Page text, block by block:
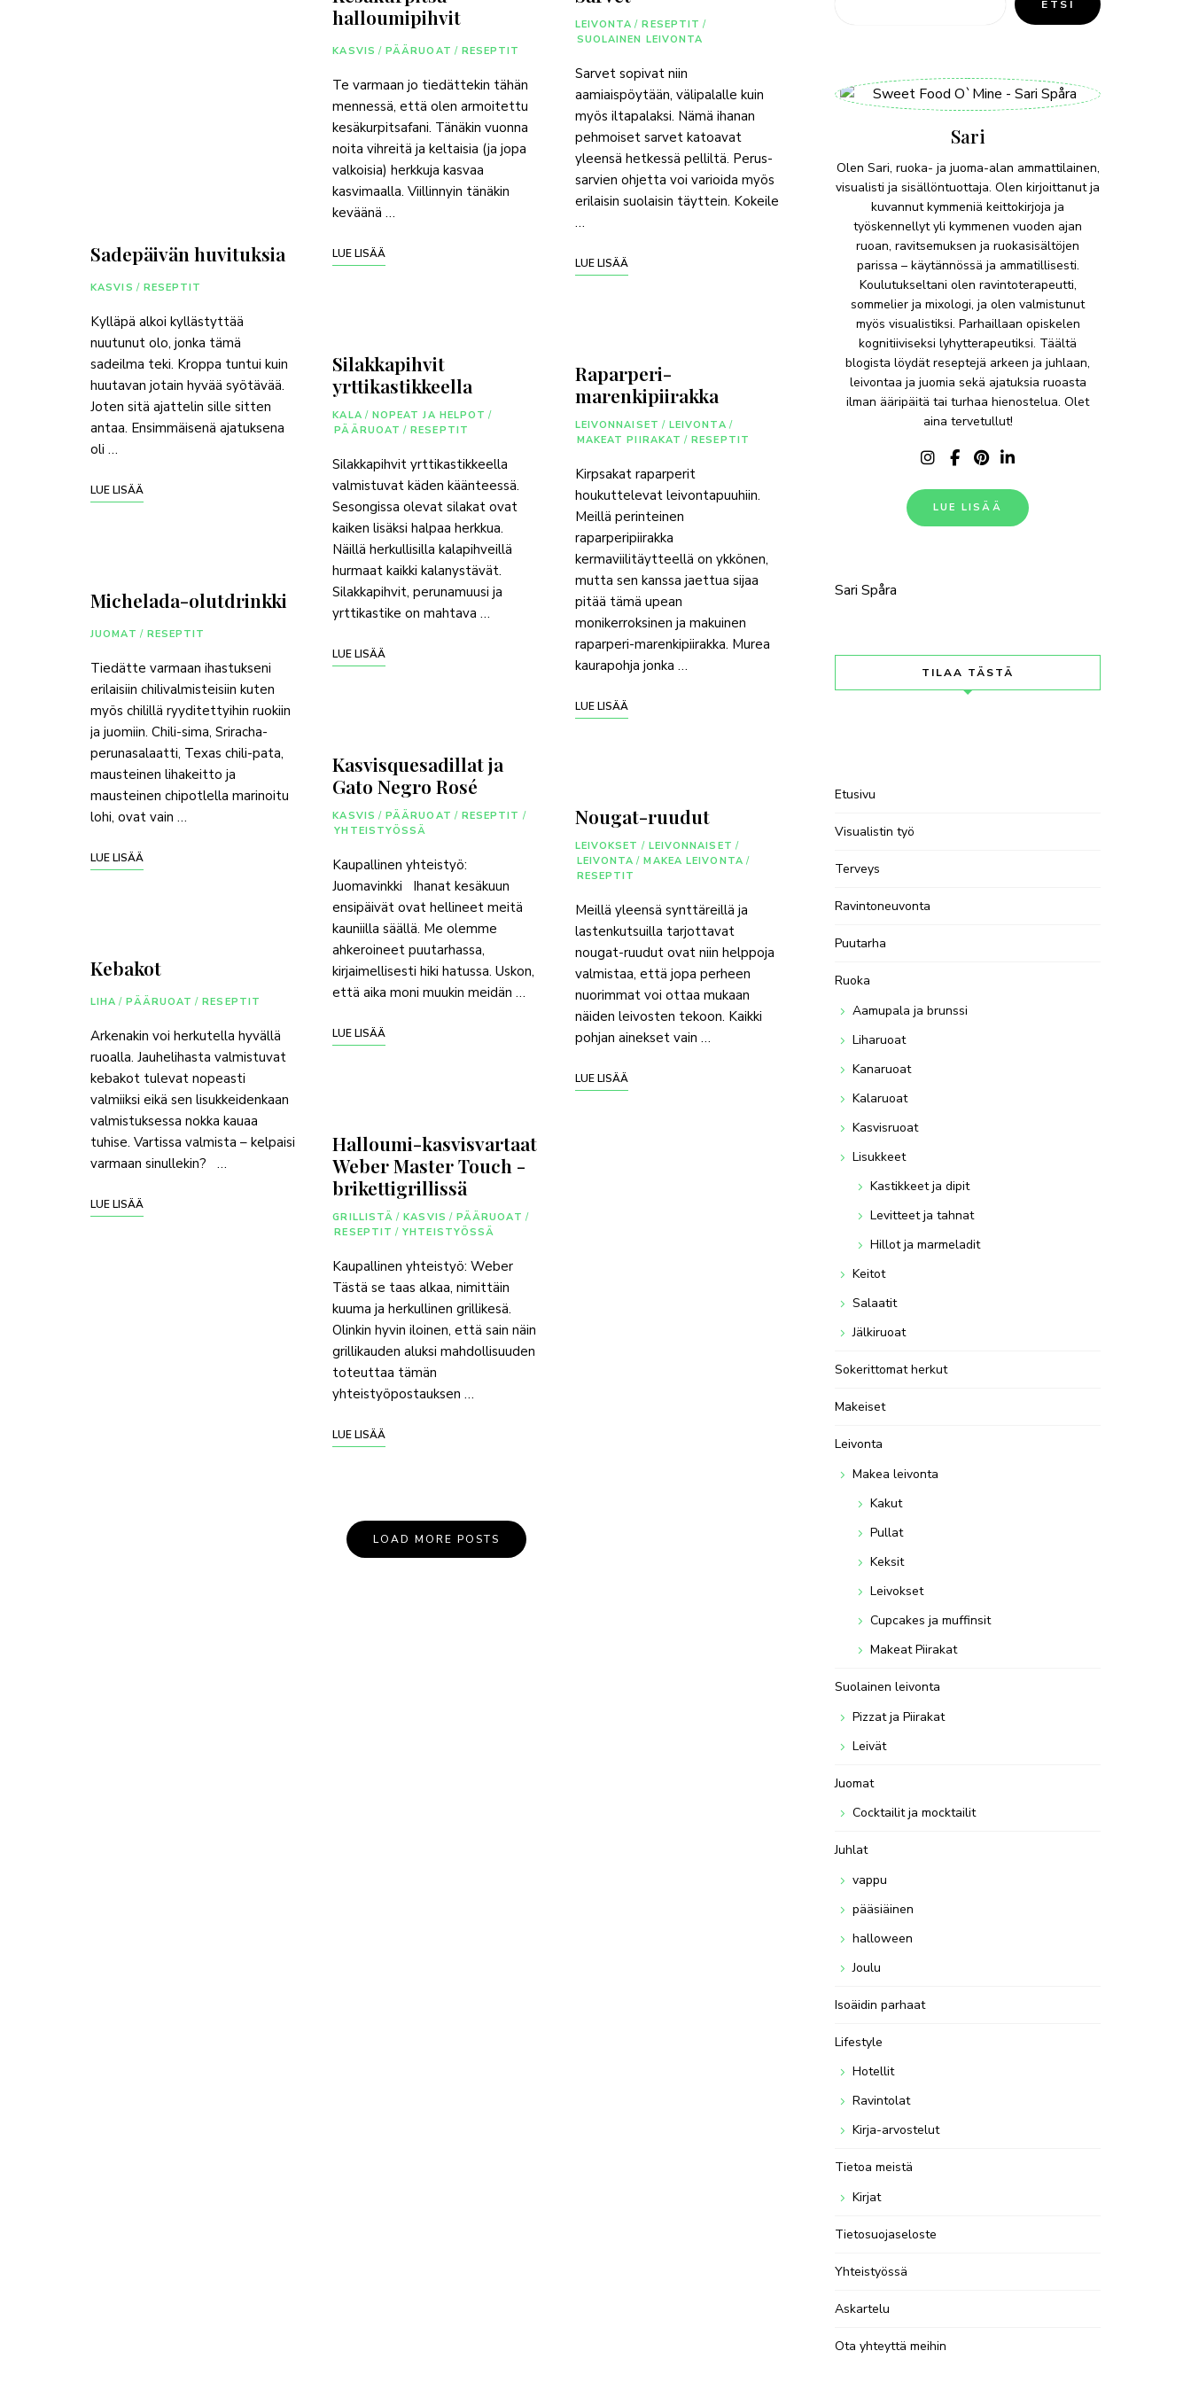
Sadepäivän huvituksia
KASVIS / RESEPTIT
Kylläpä alkoi kyllästyttää
nuutunut olo, jonka tämä
sadeilma teki. Kroppa tuntui kuin
huutavan jotain hyvää syötävää.
Joten sitä ajattelin sille sitten
antaa. Ensimmäisenä ajatuksena
oli …
LUE LISÄÄ
Michelada-olutdrinkki
JUOMAT / RESEPTIT
Tiedätte varmaan ihastukseni
erilaisiin chilivalmisteisiin kuten
myös chilillä ryyditettyihin ruokiin
ja juomiin. Chili-sima, Sriracha-
perunasalaatti, Texas chili-pata,
mausteinen lihakeitto ja
mausteinen chipotlella marinoitu
lohi, ovat vain …
LUE LISÄÄ
Kebakot
LIHA / PÄÄRUOAT / RESEPTIT
Arkenakin voi herkutella hyvällä
ruoalla. Jauhelihasta valmistuvat
kebakot tulevat nopeasti
valmiiksi eikä sen lisukkeidenkaan
valmistuksessa nokka kauaa
tuhise. Vartissa valmista – kelpaisi
varmaan sinullekin? …
LUE LISÄÄ
halloumipihvit
KASVIS / PÄÄRUOAT / RESEPTIT
Te varmaan jo tiedättekin tähän
mennessä, että olen armoitettu
kesäkurpitsafani. Tänäkin vuonna
noita vihreitä ja keltaisia (ja jopa
valkoisia) herkkuja kasvaa
kasvimaalla. Viillinnyin tänäkin
keväänä …
LUE LISÄÄ
Silakkapihvit
yrttikastikkeella
KALA / NOPEAT JA HELPOT /
PÄÄRUOAT / RESEPTIT
Silakkapihvit yrttikastikkeella
valmistuvat käden käänteessä.
Sesongissa olevat silakat ovat
kaiken lisäksi halpaa herkkua.
Näillä herkullisilla kalapihveillä
hurmaat kaikki kalanystävät.
Silakkapihvit, perunamuusi ja
yrttikastike on mahtava …
LUE LISÄÄ
Kasvisquesadillat ja
Gato Negro Rosé
KASVIS / PÄÄRUOAT / RESEPTIT /
YHTEISTYÖSSÄ
Kaupallinen yhteistyö:
Juomavinkki Ihanat kesäkuun
ensipäivät ovat hellineet meitä
kauniilla säällä. Me olemme
ahkeroineet puutarhassa,
kirjaimellisesti hiki hatussa. Uskon,
että aika moni muukin meidän …
LUE LISÄÄ
Halloumi-kasvisvartaat
Weber Master Touch -
brikettigrillissä
GRILLISTÄ / KASVIS / PÄÄRUOAT /
RESEPTIT / YHTEISTYÖSSÄ
Kaupallinen yhteistyö: Weber
Tästä se taas alkaa, nimittäin
kuuma ja herkullinen grillikesä.
Olinkin hyvin iloinen, että sain näin
grillikauden aluksi mahdollisuuden
toteuttaa tämän
yhteistyöpostauksen …
LUE LISÄÄ
LEIVONTA / RESEPTIT /
SUOLAINEN LEIVONTA
Sarvet sopivat niin
aamiaispöytään, välipalalle kuin
myös iltapalaksi. Nämä ihanan
pehmoiset sarvet katoavat
yleensä hetkessä pelliltä. Perus-
sarvien ohjetta voi varioida myös
erilaisin suolaisin täyttein. Kokeile
…
LUE LISÄÄ
Raparperi-
marenkipiirakka
LEIVONNAISET / LEIVONTA /
MAKEAT PIIRAKAT / RESEPTIT
Kirpsakat raparperit
houkuttelevat leivontapuuhiin.
Meillä perinteinen
raparperipiirakka
kermaviilitäytteellä on ykkönen,
mutta sen kanssa jaettua sijaa
pitää tämä upean
monikerroksinen ja makuinen
raparperi-marenkipiirakka. Murea
kaurapohja jonka …
LUE LISÄÄ
Nougat-ruudut
LEIVOKSET / LEIVONNAISET /
LEIVONTA / MAKEA LEIVONTA /
RESEPTIT
Meillä yleensä synttäreillä ja
lastenkutsuilla tarjottavat
nougat-ruudut ovat niin helppoja
valmistaa, että jopa perheen
nuorimmat voi ottaa mukaan
näiden leivosten tekoon. Kaikki
pohjan ainekset vain …
LUE LISÄÄ
LOAD MORE POSTS
ETSI
Sari
Olen Sari, ruoka- ja juoma-alan ammattilainen,
visualisti ja sisällöntuottaja. Olen kirjoittanut ja
kuvannut kymmeniä keittokirjoja ja
työskennellyt yli kymmenen vuoden ajan
ruoan, ravitsemuksen ja ruokasisältöjen
parissa – käytännössä ja ammatillisesti.
Koulutukseltani olen ravintoterapeutti,
sommelier ja mixologi, ja olen valmistunut
myös visualistiksi. Parhaillaan opiskelen
kognitiiviseksi lyhytterapeutiksi. Täältä
blogista löydät reseptejä arkeen ja juhlaan,
leivontaa ja juomia sekä ajatuksia ruoasta
ilman ääripäitä tai turhaa hienostelua. Olet
aina tervetullut!
LUE LISÄÄ
Sari Spåra
TILAA TÄSTÄ
Etusivu
Visualistin työ
Terveys
Ravintoneuvonta
Puutarha
Ruoka
Aamupala ja brunssi
Liharuoat
Kanaruoat
Kalaruoat
Kasvisruoat
Lisukkeet
Kastikkeet ja dipit
Levitteet ja tahnat
Hillot ja marmeladit
Keitot
Salaatit
Jälkiruoat
Sokerittomat herkut
Makeiset
Leivonta
Makea leivonta
Kakut
Pullat
Keksit
Leivokset
Cupcakes ja muffinsit
Makeat Piirakat
Suolainen leivonta
Pizzat ja Piirakat
Leivät
Juomat
Cocktailit ja mocktailit
Juhlat
vappu
pääsiäinen
halloween
Joulu
Isoäidin parhaat
Lifestyle
Hotellit
Ravintolat
Kirja-arvostelut
Tietoa meistä
Kirjat
Tietosuojaseloste
Yhteistyössä
Askartelu
Ota yhteyttä meihin